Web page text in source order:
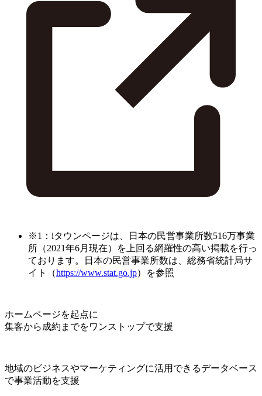
※1：iタウンページは、日本の民営事業所数516万事業
所（2021年6月現在）を上回る網羅性の高い掲載を行っ
ております。日本の民営事業所数は、総務省統計局サ
イト（https://www.stat.go.jp）を参照
ホームページを起点に
集客から成約までをワンストップで支援
地域のビジネスやマーケティングに活用できるデータベース
で事業活動を支援